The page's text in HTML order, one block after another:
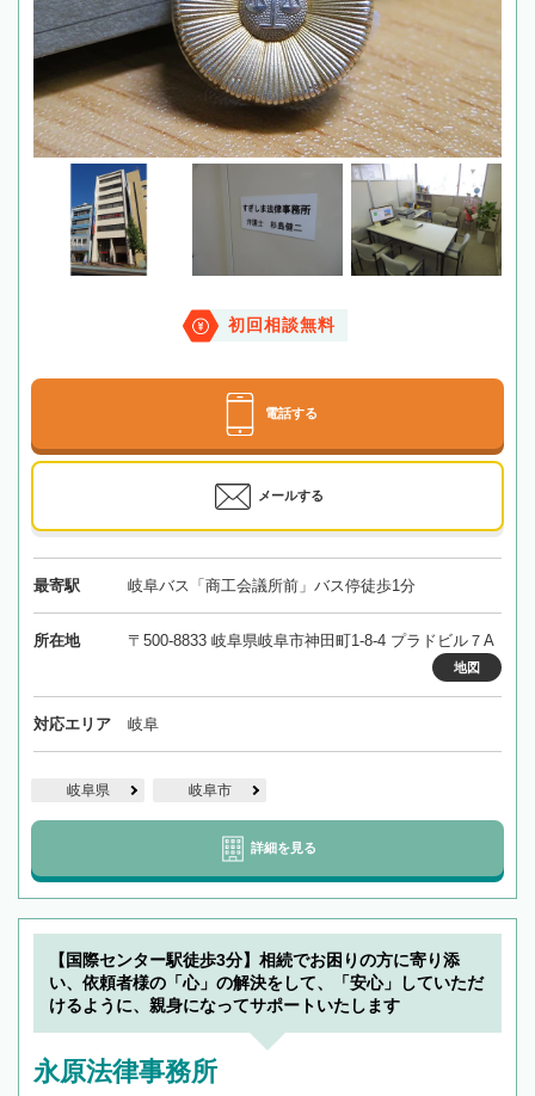
初回相談無料
電話する
メールする
最寄駅 岐阜バス「商工会議所前」バス停徒歩1分
所在地 〒500-8833 岐阜県岐阜市神田町1-8-4 プラドビル７A
地図
対応エリア 岐阜
岐阜県 岐阜市
詳細を見る
【国際センター駅徒歩3分】相続でお困りの方に寄り添
い、依頼者様の「心」の解決をして、「安心」していただ
けるように、親身になってサポートいたします
永原法律事務所